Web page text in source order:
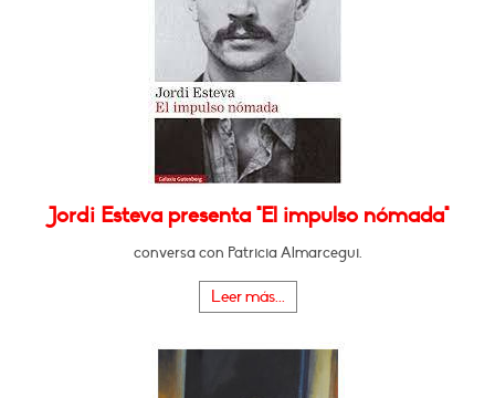
Jordi Esteva presenta "El impulso nómada"
conversa con Patricia Almarcegui.
Leer más...